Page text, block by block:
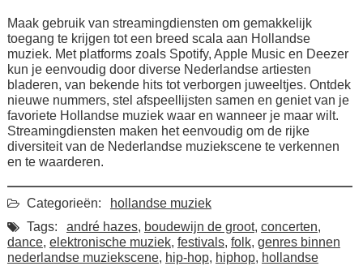
Maak gebruik van streamingdiensten om gemakkelijk
toegang te krijgen tot een breed scala aan Hollandse
muziek. Met platforms zoals Spotify, Apple Music en Deezer
kun je eenvoudig door diverse Nederlandse artiesten
bladeren, van bekende hits tot verborgen juweeltjes. Ontdek
nieuwe nummers, stel afspeellijsten samen en geniet van je
favoriete Hollandse muziek waar en wanneer je maar wilt.
Streamingdiensten maken het eenvoudig om de rijke
diversiteit van de Nederlandse muziekscene te verkennen
en te waarderen.
Categorieën:
hollandse muziek
Tags:
andré hazes, boudewijn de groot, concerten,
dance, elektronische muziek, festivals, folk, genres binnen
nederlandse muziekscene, hip-hop, hiphop, hollandse